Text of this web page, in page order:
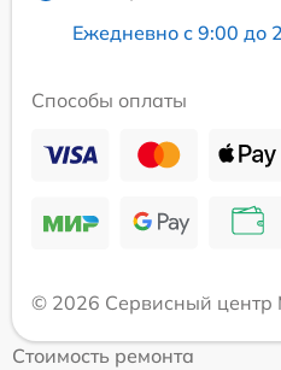
Ежедневно с 9:00 до
Способы оплаты
© 2026 Сервисный центр
Стоимость ремонта